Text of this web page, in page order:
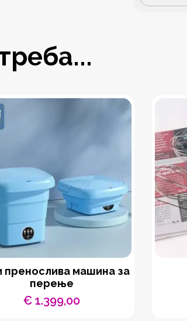
пренослива машина за
перење
€ 1.399,00